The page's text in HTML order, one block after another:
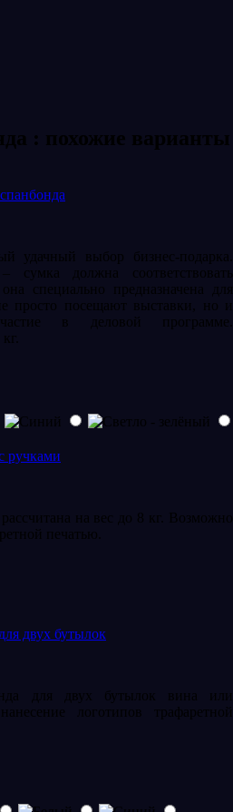
: похожие варианты
удачный выбор бизнес-подарка.
сумка должна соответствовать
специально предназначена для
просто посещают выставки, но и
в деловой программе.
ручками
на вес до 8 кг. Возможно
печатью.
двух бутылок
для двух бутылок вина или
логотипов трафаретной